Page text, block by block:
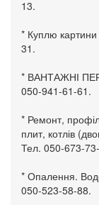
13.
* Куплю картини
31.
* ВАНТАЖНІ
050-941-61-61.
* Ремонт,
плит, котлів
Тел. 050-673-
* Опалення.
050-523-58-88.